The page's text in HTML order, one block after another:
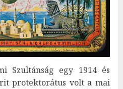
Szultánság egy 1914 és
protektorátus volt a mai